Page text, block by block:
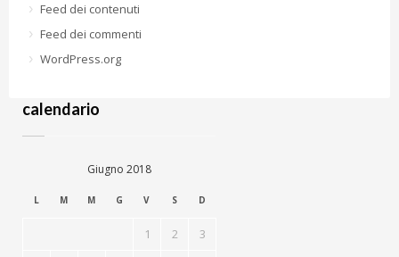
Feed dei contenuti
Feed dei commenti
WordPress.org
calendario
Giugno 2018
L M M G V S D
1 2
3